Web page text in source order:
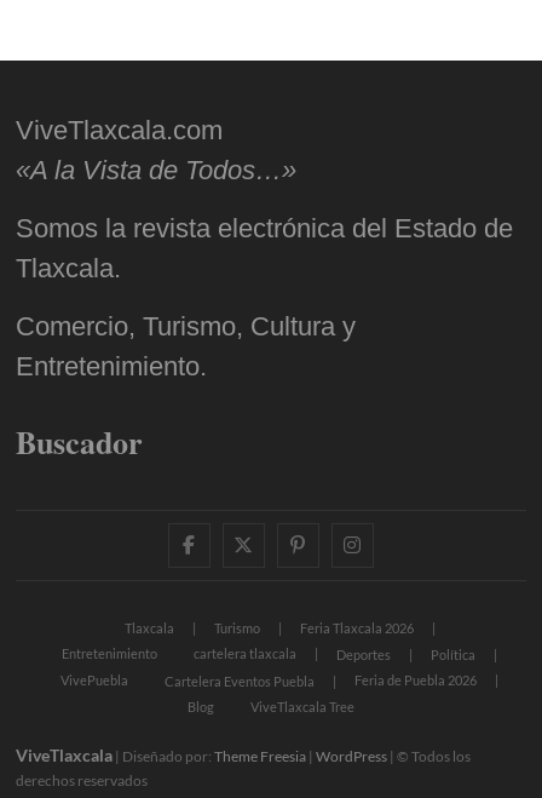
ViveTlaxcala.com
«A la Vista de Todos…»
Somos la revista electrónica del Estado de
Tlaxcala.
Comercio, Turismo, Cultura y
Entretenimiento.
Buscador
facebooktwitter
pinterestinstagram
Tlaxcala Turismo
Feria Tlaxcala 2026
Entretenimiento
cartelera tlaxcala Deportes
Política
VivePuebla
Cartelera Eventos Puebla
Feria de Puebla 2026
Blog
ViveTlaxcala Tree
ViveTlaxcala | Diseñado por:Theme Freesia |WordPress | © Todos los
derechos reservados